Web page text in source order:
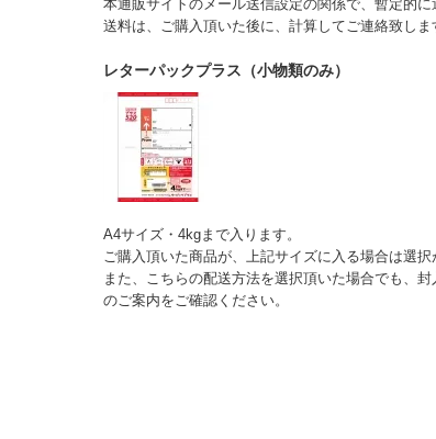
本通販サイトのメール送信設定の関係で、暫定的
送料は、ご購入頂いた後に、計算してご連絡致しま
レターパックプラス（小物類のみ）
A4サイズ・4kgまで入ります。
ご購入頂いた商品が、上記サイズに入る場合は選択
また、こちらの配送方法を選択頂いた場合でも、
のご案内をご確認ください。